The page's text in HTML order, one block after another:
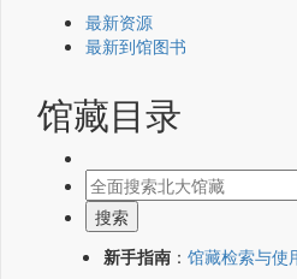
最新资源
最新到馆图书
馆藏目录
新手指南 ： 馆藏检索与使